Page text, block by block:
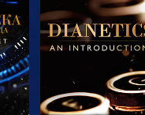
ПЕРЕДАЧИ